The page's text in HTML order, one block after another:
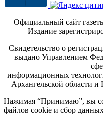
Официальный сайт
Издание
Свидетельство о
выдано Управлением
информационных
Архангельской области
Нажимая “Принимаю”, вы
файлов cookie и сбор